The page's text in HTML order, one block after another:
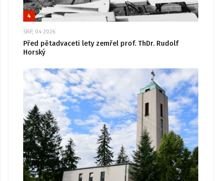
4
SRP, 04 2026
Před pětadvaceti lety zemřel prof. ThDr. Rudolf
Horský